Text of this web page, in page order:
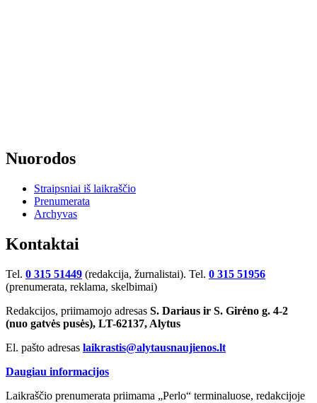
Nuorodos
Straipsniai iš laikraščio
Prenumerata
Archyvas
Kontaktai
Tel. 0 315 51449 (redakcija, žurnalistai). Tel. 0 315 51956
(prenumerata, reklama, skelbimai)
Redakcijos, priimamojo adresas S. Dariaus ir S. Girėno g. 4-2
(nuo gatvės pusės), LT-62137, Alytus
El. pašto adresas laikrastis@alytausnaujienos.lt
Daugiau informacijos
Laikraščio prenumerata priimama „Perlo“ terminaluose, redakcijoje